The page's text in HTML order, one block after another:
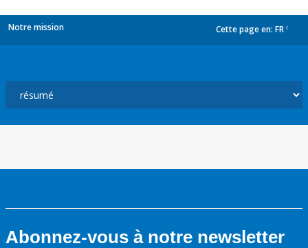
Notre mission Cette page en: FR
Abonnez-vous à notre newsletter